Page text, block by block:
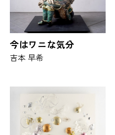
今はワニな気分
吉本 早希